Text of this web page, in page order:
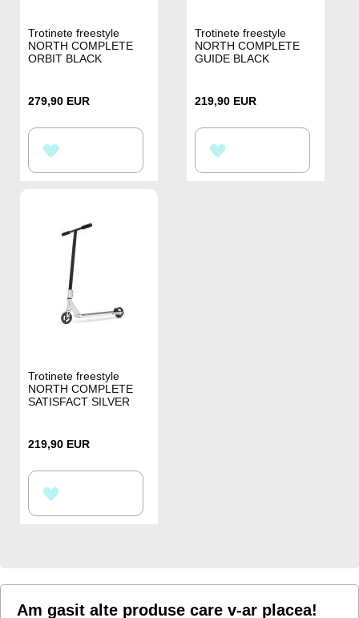
Trotinete freestyle
NORTH COMPLETE
ORBIT BLACK
279,90 EUR
LA
DE
DORINTE
Trotinete freestyle
NORTH COMPLETE
GUIDE BLACK
219,90 EUR
LA
Trotinete freestyle
NORTH COMPLETE
SATISFACT SILVER
219,90 EUR
LA
DORINTE
Am gasit alte produse care v-ar placea!